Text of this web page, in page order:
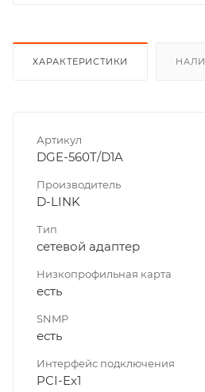
ХАРАКТЕРИСТИКИ
Артикул
DGE-560T/D1A
Производитель
D-LINK
Тип
сетевой адаптер
Низкопрофильная карта
есть
SNMP
есть
Интерфейс подключения
PCI-Ex1